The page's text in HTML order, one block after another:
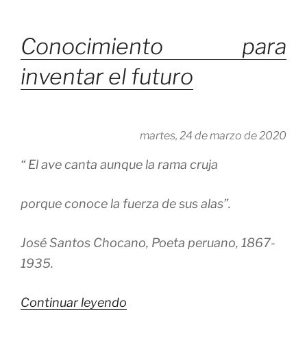
Conocimiento para
inventar el futuro
martes, 24 de marzo de 2020
“ El ave canta aunque la rama cruja
porque conoce la fuerza de sus alas”.
José Santos Chocano, Poeta peruano, 1867-
1935.
Continuar leyendo